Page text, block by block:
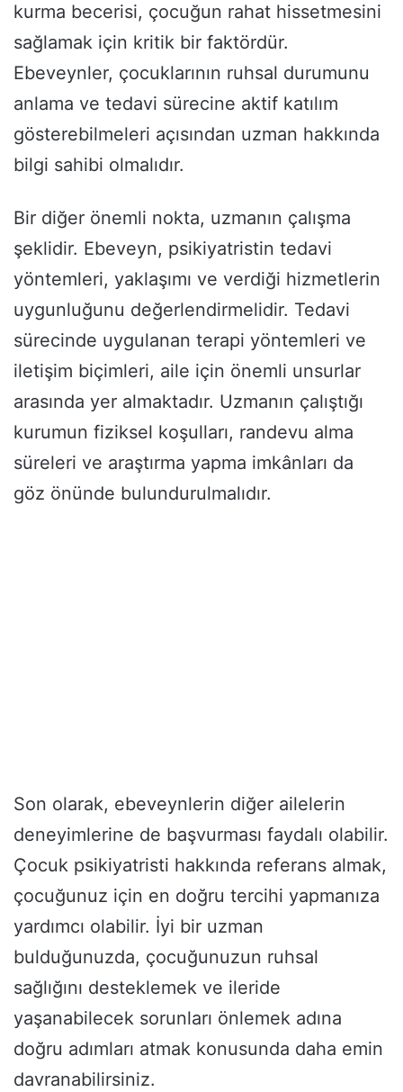
kurma becerisi, çocuğun rahat hissetmesini
sağlamak için kritik bir faktördür.
Ebeveynler, çocuklarının ruhsal durumunu
anlama ve tedavi sürecine aktif katılım
gösterebilmeleri açısından uzman hakkında
bilgi sahibi olmalıdır.
Bir diğer önemli nokta, uzmanın çalışma
şeklidir. Ebeveyn, psikiyatristin tedavi
yöntemleri, yaklaşımı ve verdiği hizmetlerin
uygunluğunu değerlendirmelidir. Tedavi
sürecinde uygulanan terapi yöntemleri ve
iletişim biçimleri, aile için önemli unsurlar
arasında yer almaktadır. Uzmanın çalıştığı
kurumun fiziksel koşulları, randevu alma
süreleri ve araştırma yapma imkânları da
göz önünde bulundurulmalıdır.
Son olarak, ebeveynlerin diğer ailelerin
deneyimlerine de başvurması faydalı olabilir.
Çocuk psikiyatristi hakkında referans almak,
çocuğunuz için en doğru tercihi yapmanıza
yardımcı olabilir. İyi bir uzman
bulduğunuzda, çocuğunuzun ruhsal
sağlığını desteklemek ve ileride
yaşanabilecek sorunları önlemek adına
doğru adımları atmak konusunda daha emin
davranabilirsiniz.